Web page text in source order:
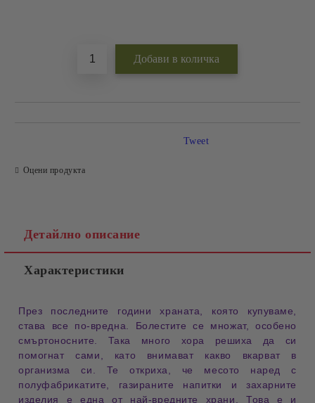
Оцени продукта
Tweet
Детайлно описание
Характеристики
През последните години храната, която купуваме,
става все по-вредна. Болестите се множат, особено
смъртоносните. Така много хора решиха да си
помогнат сами, като внимават какво вкарват в
организма си. Те откриха, че месото наред с
полуфабрикатите, газираните напитки и захарните
изделия е една от най-вредните храни. Това е и